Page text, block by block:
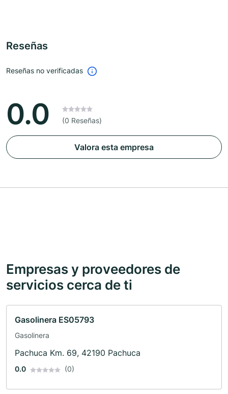
Reseñas
Reseñas no verificadas
0.0 (0 Reseñas)
Valora esta empresa
Empresas y proveedores de
servicios cerca de ti
Gasolinera ES05793
Gasolinera
Pachuca Km. 69, 42190 Pachuca
0.0 (0)